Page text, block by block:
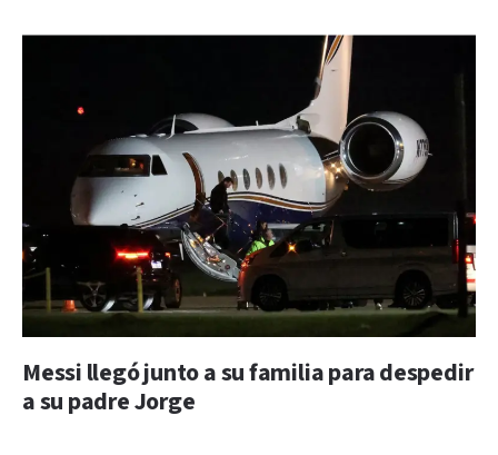
Messi llegó junto a su familia para despedir
a su padre Jorge